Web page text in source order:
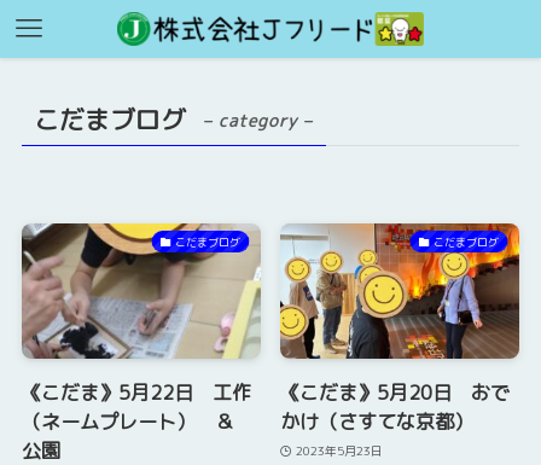
こだまブログ – category –
こだまブログ
《こだま》5月22日 工作
（ネームプレート） ＆
公園
こだまブログ
《こだま》5月20日 おで
かけ（さすてな京都）
2023年5月23日